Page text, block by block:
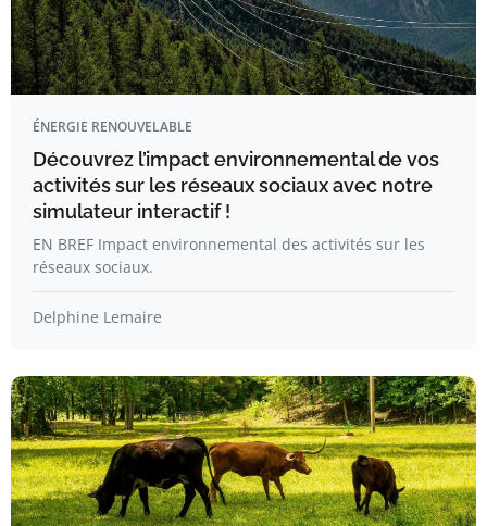
ÉNERGIE RENOUVELABLE
Découvrez l’impact environnemental de vos
activités sur les réseaux sociaux avec notre
simulateur interactif !
EN BREF Impact environnemental des activités sur les
réseaux sociaux.
Delphine Lemaire